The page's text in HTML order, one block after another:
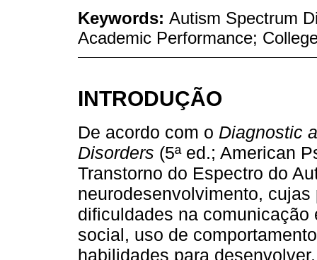
Keywords: Autism Spectrum
Academic Performance;
INTRODUÇÃO
De acordo com o Diagnostic
Disorders (5ª ed.; American
Transtorno do Espectro do
neurodesenvolvimento,
dificuldades na
social, uso de
habilidades para